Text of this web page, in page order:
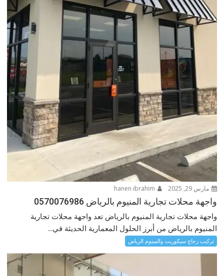
مارس 29, 2025
واجهة محلات تجارية المنيوم بالرياض 0570076986
واجهة محلات تجارية المنيوم بالرياض تعد واجهة محلات تجارية
المنيوم بالرياض من أبرز الحلول المعمارية الحديثة في...
تركيب زجاج سيكوريت والمينوم الرياض